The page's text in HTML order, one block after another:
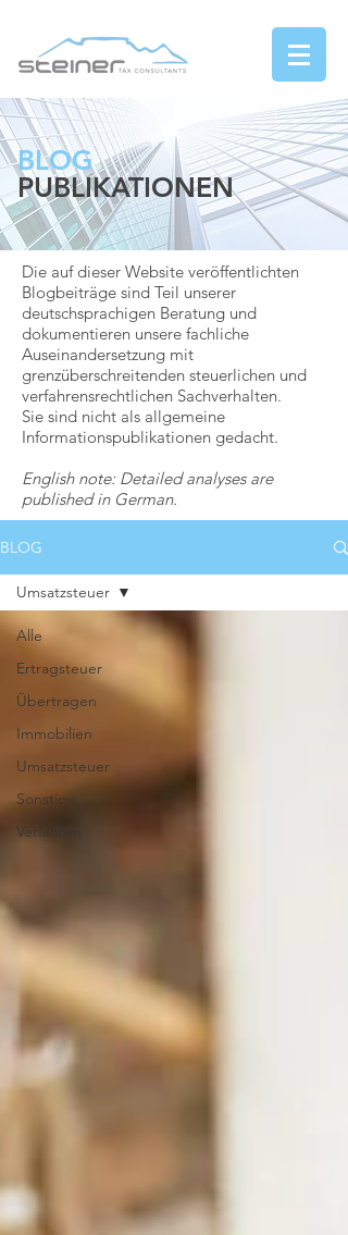
BLOG
PUBLIKATIONEN
Die auf dieser Website veröffentlichten
Blogbeiträge sind Teil unserer
deutschsprachigen Beratung und
dokumentieren unsere fachliche
Auseinandersetzung mit
grenzüberschreitenden steuerlichen und
verfahrensrechtlichen Sachverhalten.
Sie sind nicht als allgemeine
Informationspublikationen gedacht.
English note:Detailed analyses are
published in German.
BLOG
Alle
Ertragsteuer
Übertragen
Immobilien
Umsatzsteuer
Sonstige
Verfahren
Umsatzsteuer